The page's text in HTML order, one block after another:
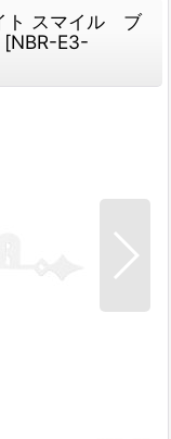
ト スマイル ブ
[NBR-E3-